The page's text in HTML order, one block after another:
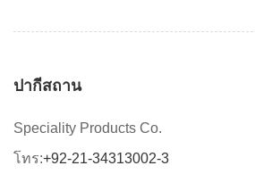
ปากีสถาน
Speciality Products Co.
โทร:+92-21-34313002-3